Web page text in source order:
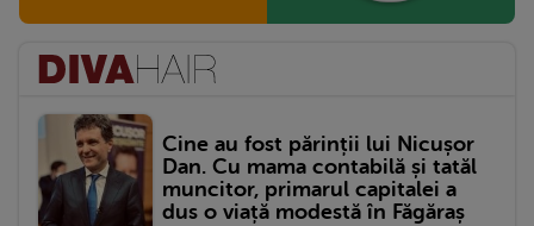
Cine au fost părinții lui Nicușor
Dan. Cu mama contabilă și tatăl
muncitor, primarul capitalei a
dus o viață modestă în Făgăraș